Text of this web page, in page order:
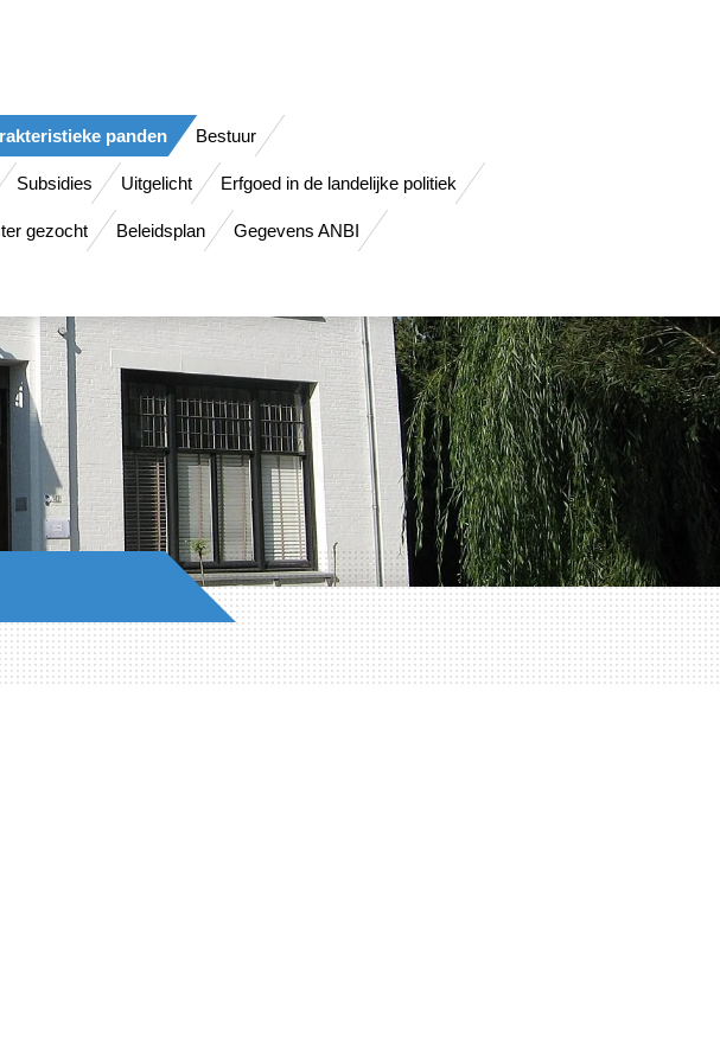
panden Bestuur
Subsidies Uitgelicht Erfgoed in de landelijke politiek
gezocht Beleidsplan Gegevens ANBI